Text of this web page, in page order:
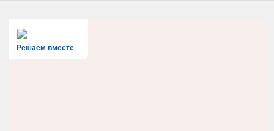
Решаем вместе